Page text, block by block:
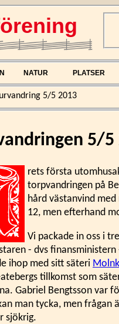
NATUR PLATSER
5/5 2013
5/5
rets första
torpvandringen på
hård västanvind
12, men efterhand
Vi packade in oss i
- dvs
ihop med sitt säteri
tillkomst som
Gabriel Bengtsson var
man tycka, men frågan
sjökrig.